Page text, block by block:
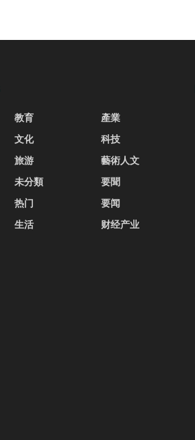
教育
文化
旅游
未分類
热门
生活
產業
科技
藝術人文
要聞
要闻
财经产业